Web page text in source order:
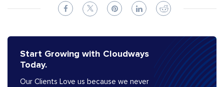
Start Growing with Cloudways
Today.
Our Clients Love us because we never